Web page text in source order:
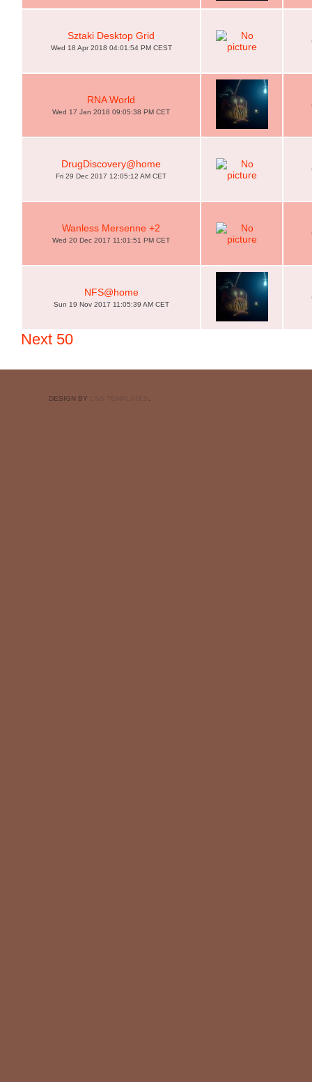
Sztaki Desktop Grid
Wed 18 Apr 2018 04:01:54 PM CEST
RNA World
Wed 17 Jan 2018 09:05:38 PM CET
DrugDiscovery@home
Fri 29 Dec 2017 12:05:12 AM CET
Wanless Mersenne +2
Wed 20 Dec 2017 11:01:51 PM CET
NFS@home
Sun 19 Nov 2017 11:05:39 AM CET
Next 50
DESIGN BY CSS TEMPLATES